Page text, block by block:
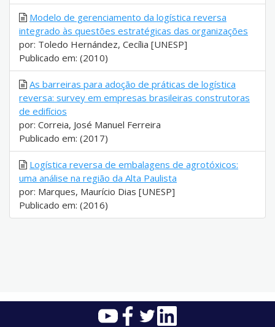
Modelo de gerenciamento da logística reversa
integrado às questões estratégicas das organizações
por: Toledo Hernández, Cecília [UNESP]
Publicado em: (2010)
As barreiras para adoção de práticas de logística
reversa: survey em empresas brasileiras construtoras
de edifícios
por: Correia, José Manuel Ferreira
Publicado em: (2017)
Logística reversa de embalagens de agrotóxicos:
uma análise na região da Alta Paulista
por: Marques, Maurício Dias [UNESP]
Publicado em: (2016)